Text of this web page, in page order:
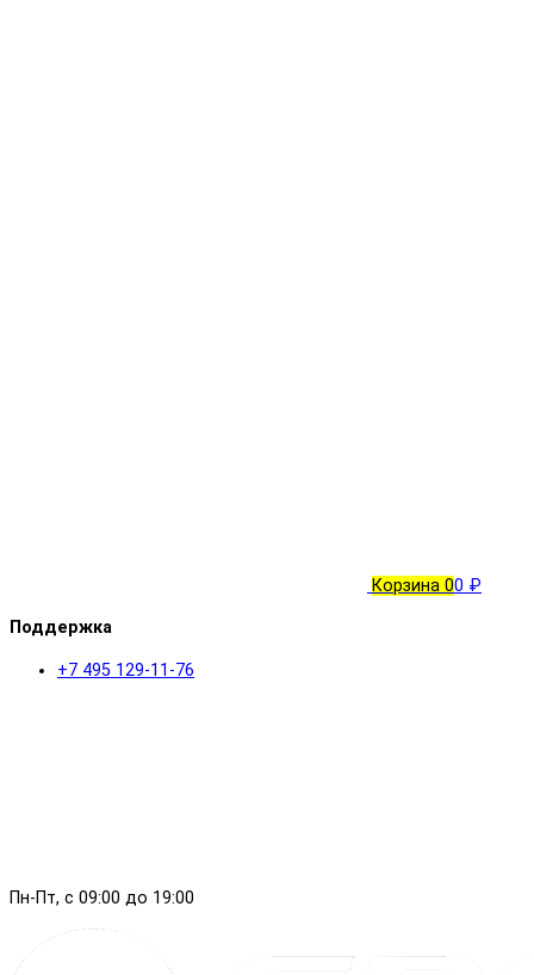
Корзина 00 ₽
Поддержка
+7 495 129-11-76
Пн-Пт, с 09:00 до 19:00